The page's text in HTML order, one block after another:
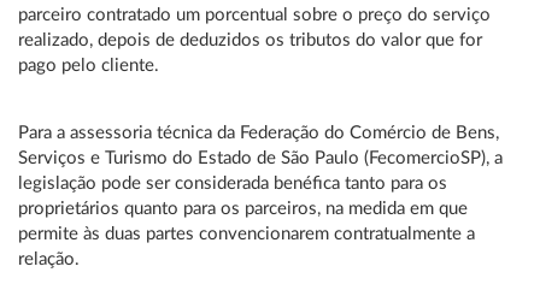
parceiro contratado um porcentual sobre o preço do serviço
realizado, depois de deduzidos os tributos do valor que for
pago pelo cliente.
Para a assessoria técnica da Federação do Comércio de Bens,
Serviços e Turismo do Estado de São Paulo (FecomercioSP), a
legislação pode ser considerada benéfica tanto para os
proprietários quanto para os parceiros, na medida em que
permite às duas partes convencionarem contratualmente a
relação.